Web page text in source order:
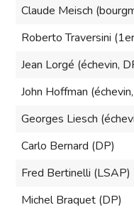
Claude Meisch
Roberto Traversini
Jean Lorgé (échevin,
John Hoffman
Georges Liesch
Carlo Bernard (DP)
Fred Bertinelli (LSAP)
Michel Braquet (DP)